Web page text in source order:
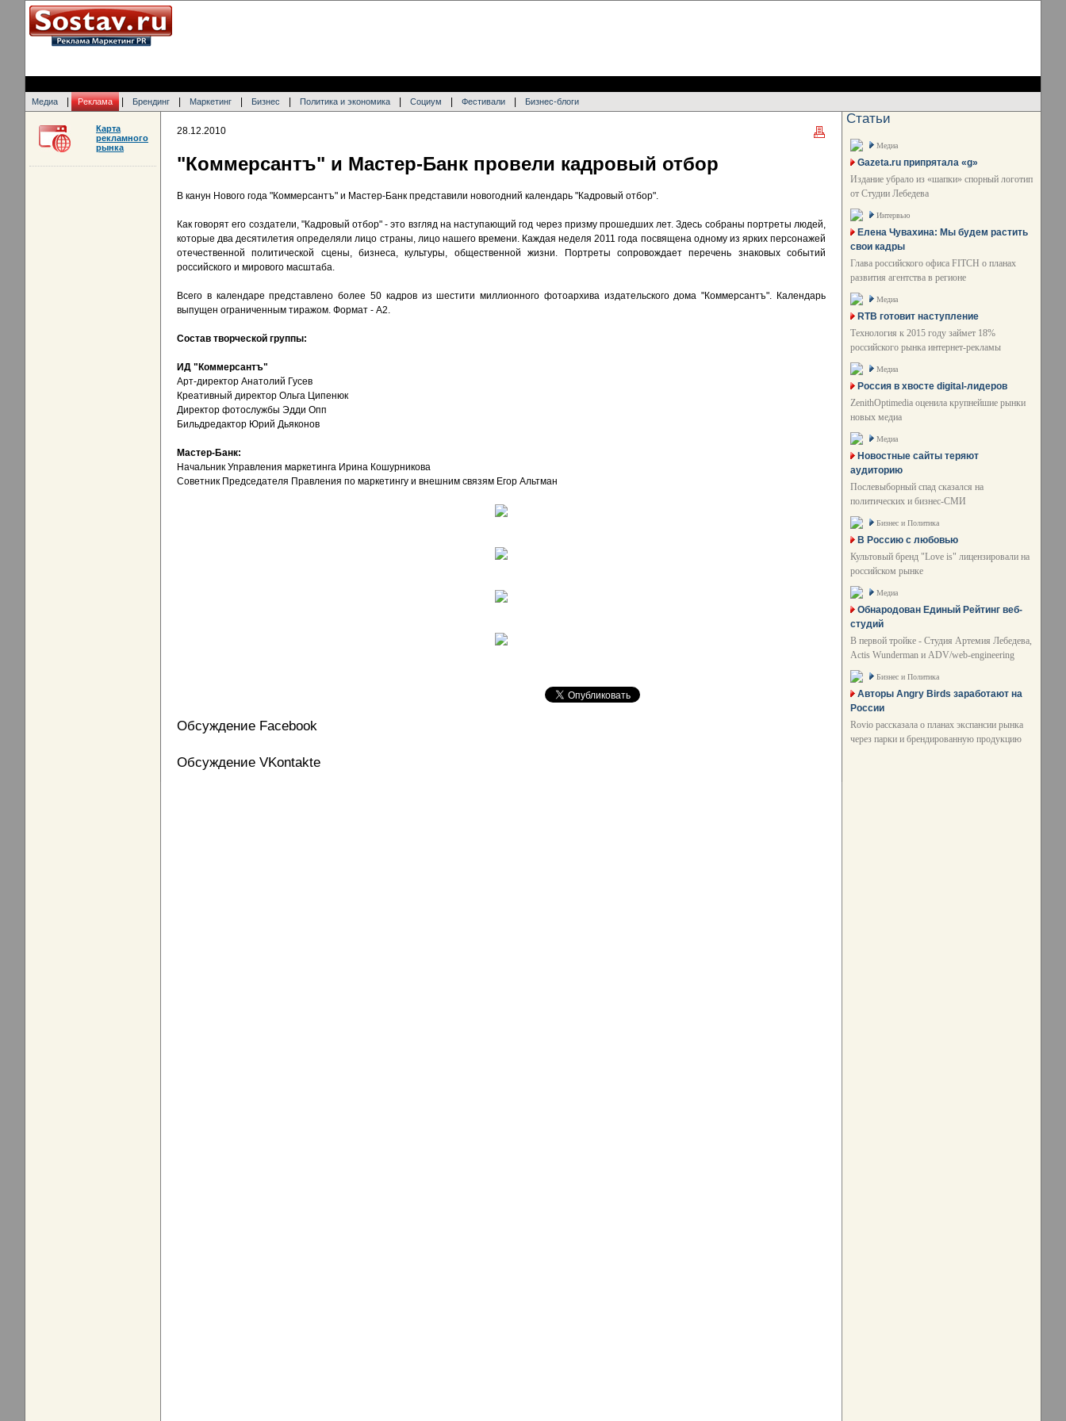
Медиа Реклама Брендинг Маркетинг Бизнес Политика и экономика Социум Фестивали Бизнес-блоги
28.12.2010
"Коммерсантъ" и Мастер-Банк провели кадровый отбор
В канун Нового года "Коммерсантъ" и Мастер-Банк представили новогодний календарь "Кадровый отбор".
Как говорят его создатели, "Кадровый отбор" - это взгляд на наступающий год через призму прошедших лет. Здесь собраны портреты людей,
которые два десятилетия определяли лицо страны, лицо нашего времени. Каждая неделя 2011 года посвящена одному из ярких персонажей
отечественной политической сцены, бизнеса, культуры, общественной жизни. Портреты сопровождает перечень знаковых событий
российского и мирового масштаба.
Всего в календаре представлено более 50 кадров из шестити миллионного фотоархива издательского дома "Коммерсантъ". Календарь
выпущен ограниченным тиражом. Формат - А2.
Состав творческой группы:
ИД "Коммерсантъ"
Арт-директор Анатолий Гусев
Креативный директор Ольга Ципенюк
Директор фотослужбы Эдди Опп
Бильдредактор Юрий Дьяконов
Мастер-Банк:
Начальник Управления маркетинга Ирина Кошурникова
Советник Председателя Правления по маркетингу и внешним связям Егор Альтман
Обсуждение Facebook
Обсуждение VKontakte
Карта
рекламного
рынка
Статьи
Медиа
Gazeta.ru припрятала «g»
Издание убрало из «шапки» спорный логотип
от Студии Лебедева
Интервью
Елена Чувахина: Мы будем растить
свои кадры
Глава российского офиса FITCH о планах
развития агентства в регионе
Медиа
RTB готовит наступление
Технология к 2015 году займет 18%
российского рынка интернет-рекламы
Медиа
Россия в хвосте digital-лидеров
ZenithOptimedia оценила крупнейшие рынки
новых медиа
Медиа
Новостные сайты теряют
аудиторию
Послевыборный спад сказался на
политических и бизнес-СМИ
Бизнес и Политика
В Россию с любовью
Культовый бренд "Love is" лицензировали на
российском рынке
Медиа
Обнародован Единый Рейтинг веб-
студий
В первой тройке - Студия Артемия Лебедева,
Actis Wunderman и ADV/web-engineering
Бизнес и Политика
Авторы Angry Birds заработают на
России
Rovio рассказала о планах экспансии рынка
через парки и брендированную продукцию